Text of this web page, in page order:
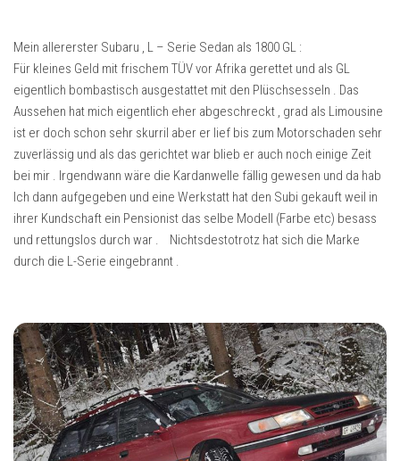
Mein allererster Subaru , L – Serie Sedan als 1800 GL :
Für kleines Geld mit frischem TÜV vor Afrika gerettet und als GL
eigentlich bombastisch ausgestattet mit den Plüschsesseln . Das
Aussehen hat mich eigentlich eher abgeschreckt , grad als Limousine
ist er doch schon sehr skurril aber er lief bis zum Motorschaden sehr
zuverlässig und als das gerichtet war blieb er auch noch einige Zeit
bei mir . Irgendwann wäre die Kardanwelle fällig gewesen und da hab
Ich dann aufgegeben und eine Werkstatt hat den Subi gekauft weil in
ihrer Kundschaft ein Pensionist das selbe Modell (Farbe etc) besass
und rettungslos durch war . Nichtsdestotrotz hat sich die Marke
durch die L-Serie eingebrannt .